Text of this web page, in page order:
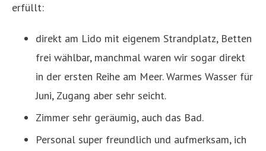
erfüllt:
direkt am Lido mit eigenem Strandplatz, Betten
frei wählbar, manchmal waren wir sogar direkt
in der ersten Reihe am Meer. Warmes Wasser für
Juni, Zugang aber sehr seicht.
Zimmer sehr geräumig, auch das Bad.
Personal super freundlich und aufmerksam, ich